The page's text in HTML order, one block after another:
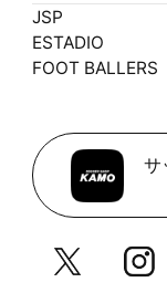
JSP
ESTADIO
FOOT BALLERS
サ